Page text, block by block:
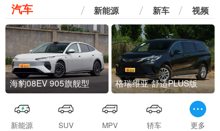
汽车 新能源 新车 视频
海豹08EV 905旗舰型 格瑞维亚 舒适PLUS版
新能源 SUV MPV 轿车 更多